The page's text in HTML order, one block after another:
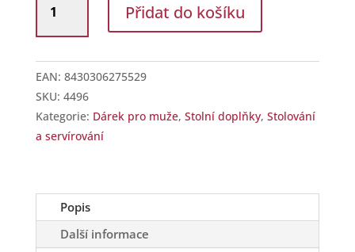
víno
dřevěnou
rukojetí
množství
Přidat do košíku
EAN: 8430306275529
SKU: 4496
Kategorie: Dárek pro muže, Stolní doplňky, Stolování
a servírování
Popis
Další informace